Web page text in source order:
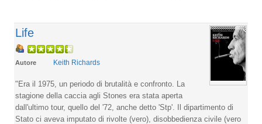
Life
Autore Keith Richards
"Era il 1975, un periodo di brutalità e confronto. La
stagione della caccia agli Stones era stata aperta
dall'ultimo tour, quello del '72, anche detto 'Stp'. Il dipartimento di
Stato ci aveva imputato di rivolte (vero), disobbedienza civile (vero